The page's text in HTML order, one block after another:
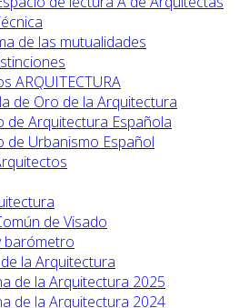
de las mutualidades
ARQUITECTURA
de Oro de la Arquitectura
de Arquitectura Española
de Urbanismo Español
de Visado
barómetro
la Arquitectura
de la Arquitectura 2025
de la Arquitectura 2024